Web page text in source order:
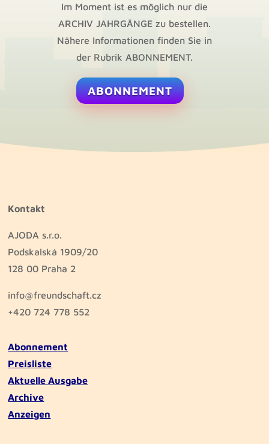
Im Moment ist es möglich nur die
ARCHIV JAHRGÄNGE zu bestellen.
Nähere Informationen finden Sie in
der Rubrik ABONNEMENT.
ABONNEMENT
Kontakt
AJODA s.r.o.
Podskalská 1909/20
128 00 Praha 2
info@freundschaft.cz
+420 724 778 552
Abonnement
Preisliste
Aktuelle Ausgabe
Archive
Anzeigen